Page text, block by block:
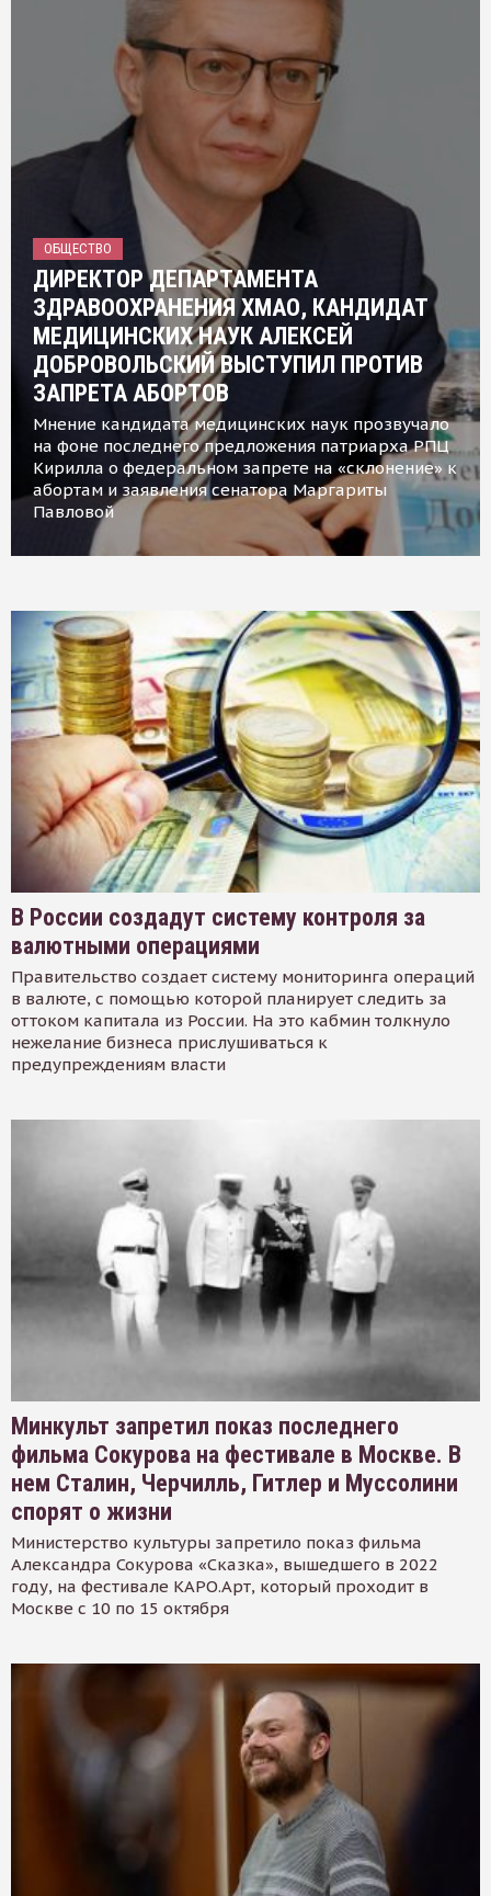
ОБЩЕСТВО
ДИРЕКТОР ДЕПАРТАМЕНТА
ЗДРАВООХРАНЕНИЯ ХМАО, КАНДИДАТ
МЕДИЦИНСКИХ НАУК АЛЕКСЕЙ
ДОБРОВОЛЬСКИЙ ВЫСТУПИЛ ПРОТИВ
ЗАПРЕТА АБОРТОВ
Мнение кандидата медицинских наук прозвучало
на фоне последнего предложения патриарха РПЦ
Кирилла о федеральном запрете на «склонение» к
абортам и заявления сенатора Маргариты
Павловой
В России создадут систему контроля за
валютными операциями
Правительство создает систему мониторинга операций
в валюте, с помощью которой планирует следить за
оттоком капитала из России. На это кабмин толкнуло
нежелание бизнеса прислушиваться к
предупреждениям власти
Минкульт запретил показ последнего
фильма Сокурова на фестивале в Москве. В
нем Сталин, Черчилль, Гитлер и Муссолини
спорят о жизни
Министерство культуры запретило показ фильма
Александра Сокурова «Сказка», вышедшего в 2022
году, на фестивале КАРО.Арт, который проходит в
Москве с 10 по 15 октября